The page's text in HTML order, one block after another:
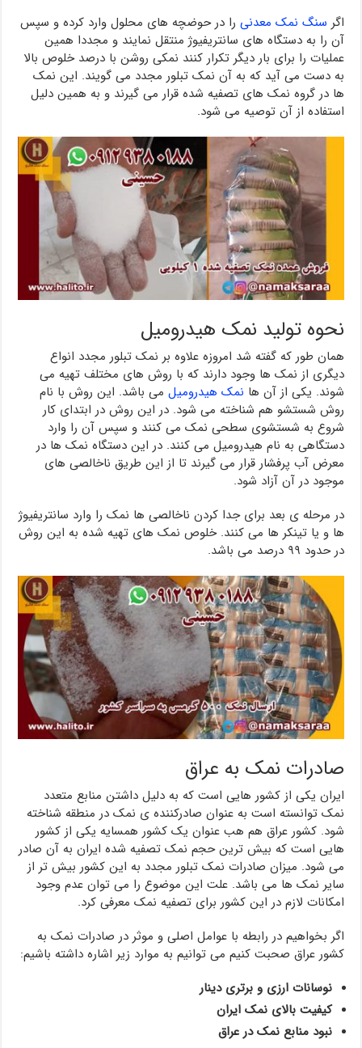
اگر سنگ نمک معدنی را در حوضچه های محلول وارد کرده و سپس
آن را به دستگاه های سانتریفیوژ منتقل نمایند و مجددا همین
عملیات را برای بار دیگر تکرار کنند نمکی روشن با درصد خلوص بالا
به دست می آید که به آن نمک تبلور مجدد می گویند. این نمک
ها در گروه نمک های تصفیه شده قرار می گیرند و به همین دلیل
استفاده از آن توصیه می شود.
نحوه تولید نمک هیدرومیل
همان طور که گفته شد امروزه علاوه بر نمک تبلور مجدد انواع
دیگری از نمک ها وجود دارند که با روش های مختلف تهیه می
شوند. یکی از آن ها نمک هیدرومیل می باشد. این روش با نام
روش شستشو هم شناخته می شود. در این روش در ابتدای کار
شروع به شستشوی سطحی نمک می کنند و سپس آن را وارد
دستگاهی به نام هیدرومیل می کنند. در این دستگاه نمک ها در
معرض آب پرفشار قرار می گیرند تا از این طریق ناخالصی های
موجود در آن آزاد شود.
در مرحله ی بعد برای جدا کردن ناخالصی ها نمک را وارد سانتریفیوژ
ها و یا تینکر ها می کنند. خلوص نمک های تهیه شده به این روش
در حدود ۹۹ درصد می باشد.
صادرات نمک به عراق
ایران یکی از کشور هایی است که به دلیل داشتن منابع متعدد
نمک توانسته است به عنوان صادرکننده ی نمک در منطقه شناخته
شود. کشور عراق هم هب عنوان یک کشور همسایه یکی از کشور
هایی است که بیش ترین حجم نمک تصفیه شده ایران به آن صادر
می شود. میزان صادرات نمک تبلور مجدد به این کشور بیش تر از
سایر نمک ها می باشد. علت این موضوع را می توان عدم وجود
امکانات لازم در این کشور برای تصفیه نمک معرفی کرد.
اگر بخواهیم در رابطه با عوامل اصلی و موثر در صادرات نمک به
کشور عراق صحبت کنیم می توانیم به موارد زیر اشاره داشته باشیم:
نوسانات ارزی و برتری دینار
کیفیت بالای نمک ایران
نبود منابع نمک در عراق